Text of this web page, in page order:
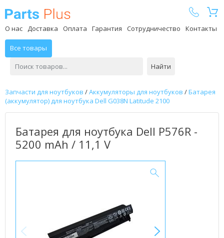
О нас Доставка Оплата Гарантия Сотрудничество Контакты
Все товары
Найти
Запчасти для ноутбуков /Аккумуляторы для ноутбуков /Батарея
(аккумулятор) для ноутбука Dell G038N Latitude 2100
Батарея для ноутбука Dell P576R -
5200 mAh / 11,1 V